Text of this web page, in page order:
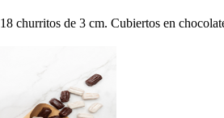
18 churritos de 3 cm. Cubiertos en